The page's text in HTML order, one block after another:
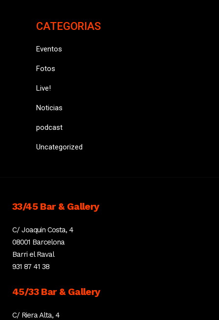
CATEGORIAS
Eventos
Fotos
Live!
Noticias
podcast
Uncategorized
33/45 Bar & Gallery
C/ Joaquin Costa, 4
08001 Barcelona
Barri el Raval
931 87 41 38
45/33 Bar & Gallery
C/ Riera Alta, 4